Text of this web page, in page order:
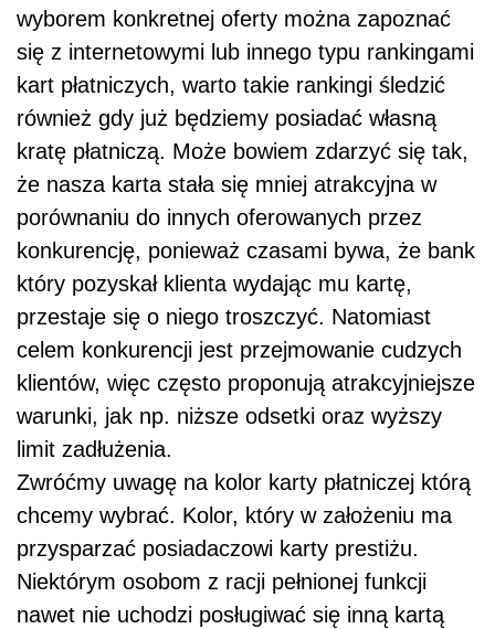
wyborem konkretnej oferty można zapoznać
się z internetowymi lub innego typu rankingami
kart płatniczych, warto takie rankingi śledzić
również gdy już będziemy posiadać własną
kratę płatniczą. Może bowiem zdarzyć się tak,
że nasza karta stała się mniej atrakcyjna w
porównaniu do innych oferowanych przez
konkurencję, ponieważ czasami bywa, że bank
który pozyskał klienta wydając mu kartę,
przestaje się o niego troszczyć. Natomiast
celem konkurencji jest przejmowanie cudzych
klientów, więc często proponują atrakcyjniejsze
warunki, jak np. niższe odsetki oraz wyższy
limit zadłużenia.
Zwróćmy uwagę na kolor karty płatniczej którą
chcemy wybrać. Kolor, który w założeniu ma
przysparzać posiadaczowi karty prestiżu.
Niektórym osobom z racji pełnionej funkcji
nawet nie uchodzi posługiwać się inną kartą